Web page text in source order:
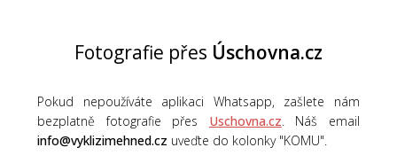
Fotografie přes Úschovna.cz
Pokud nepoužíváte aplikaci Whatsapp, zašlete nám
bezplatně fotografie přes Uschovna.cz. Náš email
info@vyklizimehned.cz uveďte do kolonky "KOMU".